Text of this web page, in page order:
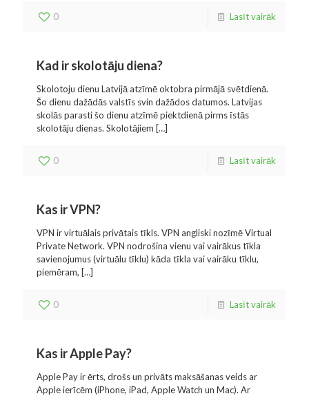
0 Lasīt vairāk
Kad ir skolotāju diena?
Skolotoju dienu Latvijā atzīmē oktobra pirmājā svētdienā.
Šo dienu dažādās valstīs svin dažādos datumos. Latvijas
skolās parasti šo dienu atzīmē piektdienā pirms īstās
skolotāju dienas. Skolotājiem […]
0 Lasīt vairāk
Kas ir VPN?
VPN ir virtuālais privātais tīkls. VPN angliski nozīmē Virtual
Private Network. VPN nodrošina vienu vai vairākus tīkla
savienojumus (virtuālu tīklu) kāda tīkla vai vairāku tīklu,
piemēram, […]
0 Lasīt vairāk
Kas ir Apple Pay?
Apple Pay ir ērts, drošs un privāts maksāšanas veids ar
Apple ierīcēm (iPhone, iPad, Apple Watch un Mac). Ar